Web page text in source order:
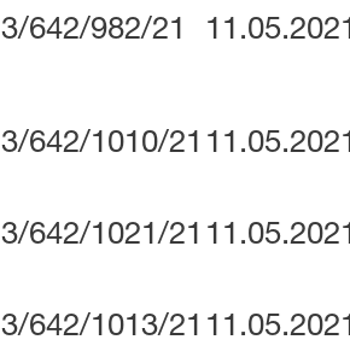
3/642/982/21
3/642/1010/21
3/642/1021/21
3/642/1013/21